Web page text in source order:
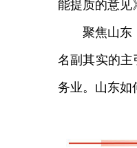
能提质的意见
聚焦山东，
名副其实的主
务业。山东如